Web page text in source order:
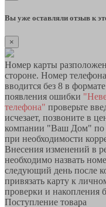
Вы уже оставляли отзыв к
×
Номер карты
стороне. Номер
вводится без 8 в
появления ошибки
телефона" проверьте
исчезает, позвоните в
компании "Ваш Дом" по
при необходимости
Внесения изменений в
необходимо назвать
следующий день после
привязать карту к
проверки и накопления
Поступление товара